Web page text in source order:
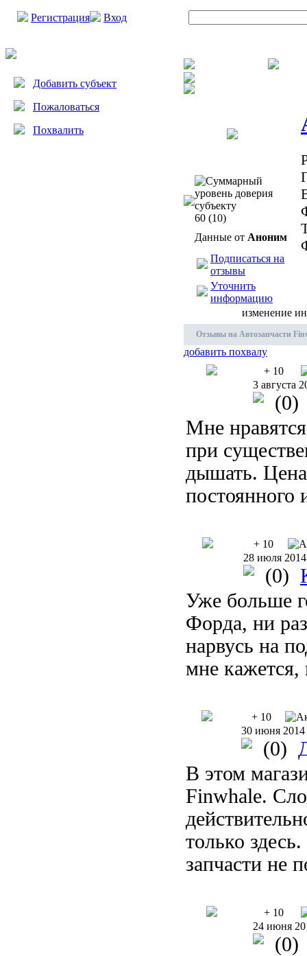
Регистрация Вход
Добавить субъект
Пожаловаться
Похвалить
60 (10)
Данные от Аноним
Подписаться на
отзывы
Уточнить
информацию
изменение
Отзывы на Автозапчасти
добавить похвалу
+ 10
3 августа
(0)
Мне
при
дышать. Цена
постоянного
+ 10
28 июля 2014
(0)
Уже больше
Форда, ни
нарвусь на
мне
+ 10
30 июня 2014
(0)
В этом
Finwhale.
только
запчасти не
+ 10
24 июня
(0)